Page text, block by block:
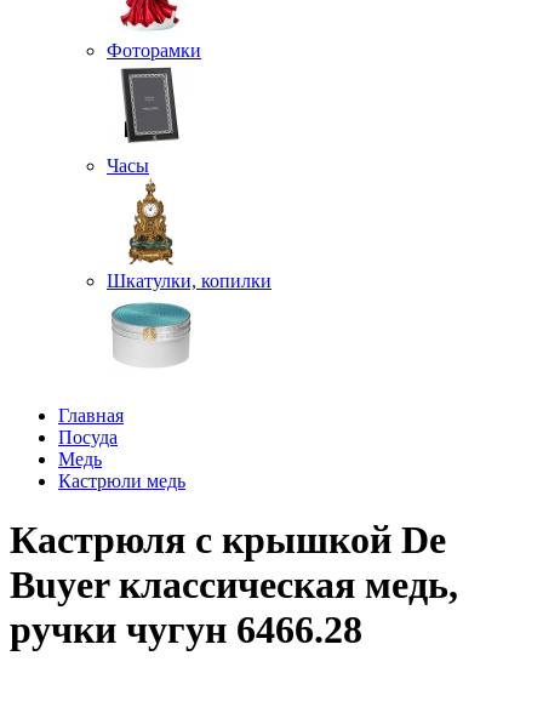
Фоторамки
Часы
Шкатулки, копилки
Главная
Посуда
Медь
Кастрюли медь
Кастрюля с крышкой De
Buyer классическая медь,
ручки чугун 6466.28